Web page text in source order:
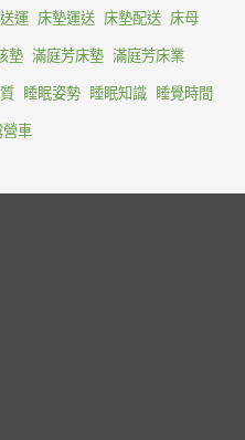
運 床墊運送 床墊配送 床母
墊 滿庭芳床墊 滿庭芳床業
睡眠姿勢 睡眠知識 睡覺時間
營車